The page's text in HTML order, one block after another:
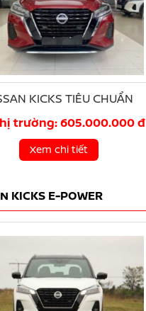
KICKS TIÊU CHUẨN
trường: 605.000.000 đ
Xem chi tiết
KICKS E-POWER